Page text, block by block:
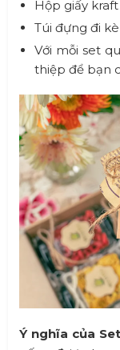
Hộp giấy
Túi đựng đi
Với mỗi set
thiệp để bạn
Ý nghĩa của